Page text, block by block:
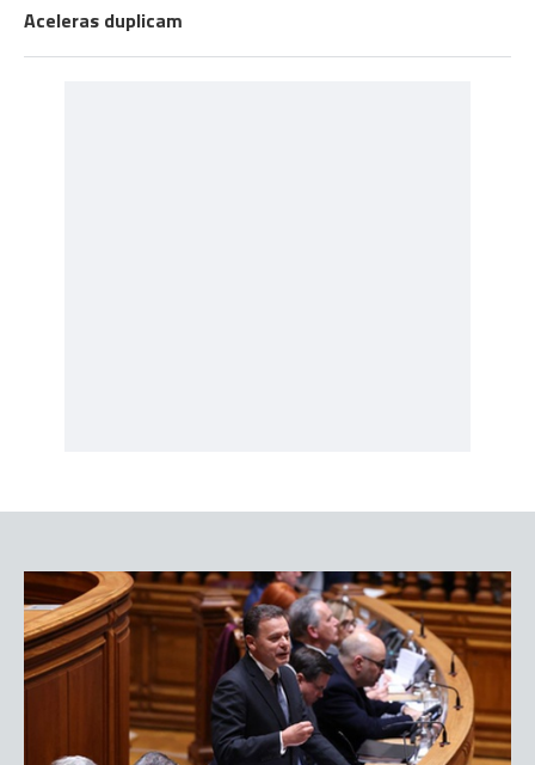
Aceleras duplicam